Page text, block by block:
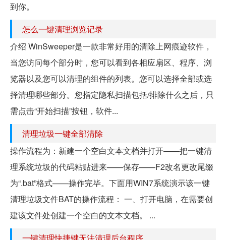
到你。
怎么一键清理浏览记录
介绍 WinSweeper是一款非常好用的清除上网痕迹软件，
当您访问每个部分时，您可以看到各相应扇区、程序、浏
览器以及您可以清理的组件的列表。您可以选择全部或选
择清理哪些部分。您指定隐私扫描包括/排除什么之后，只
需点击“开始扫描”按钮，软件...
清理垃圾一键全部清除
操作流程为：新建一个空白文本文档并打开——把一键清
理系统垃圾的代码粘贴进来——保存——F2改名更改尾缀
为“.bat”格式——操作完毕。下面用WIN7系统演示该一键
清理垃圾文件BAT的操作流程： 一、打开电脑，在需要创
建该文件处创建一个空白的文本文档。 ...